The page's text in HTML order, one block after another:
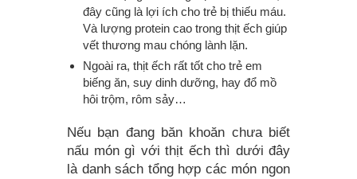
đây cũng là lợi ích cho trẻ bị thiếu máu.
Và lượng protein cao trong thịt ếch giúp
vết thương mau chóng lành lặn.
Ngoài ra, thịt ếch rất tốt cho trẻ em
biếng ăn, suy dinh dưỡng, hay đổ mồ
hôi trộm, rôm sảy…
Nếu bạn đang băn khoăn chưa biết
nấu món gì với thịt ếch thì dưới đây
là danh sách tổng hợp các món ngon